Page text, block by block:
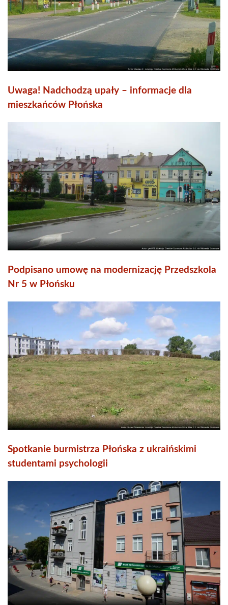
Uwaga! Nadchodzą upały – informacje dla
mieszkańców Płońska
Podpisano umowę na modernizację Przedszkola
Nr 5 w Płońsku
Spotkanie burmistrza Płońska z ukraińskimi
studentami psychologii